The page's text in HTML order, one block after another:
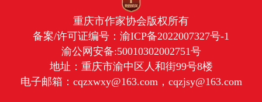
重庆市作家协会版权所有
备案/许可证编号： 渝ICP备2022007327号-1
渝公网安备:50010302002751号
地址：重庆市渝中区人和街99号8楼
电子邮箱：cqzxwxy@163.com，cqzjsy@163.com